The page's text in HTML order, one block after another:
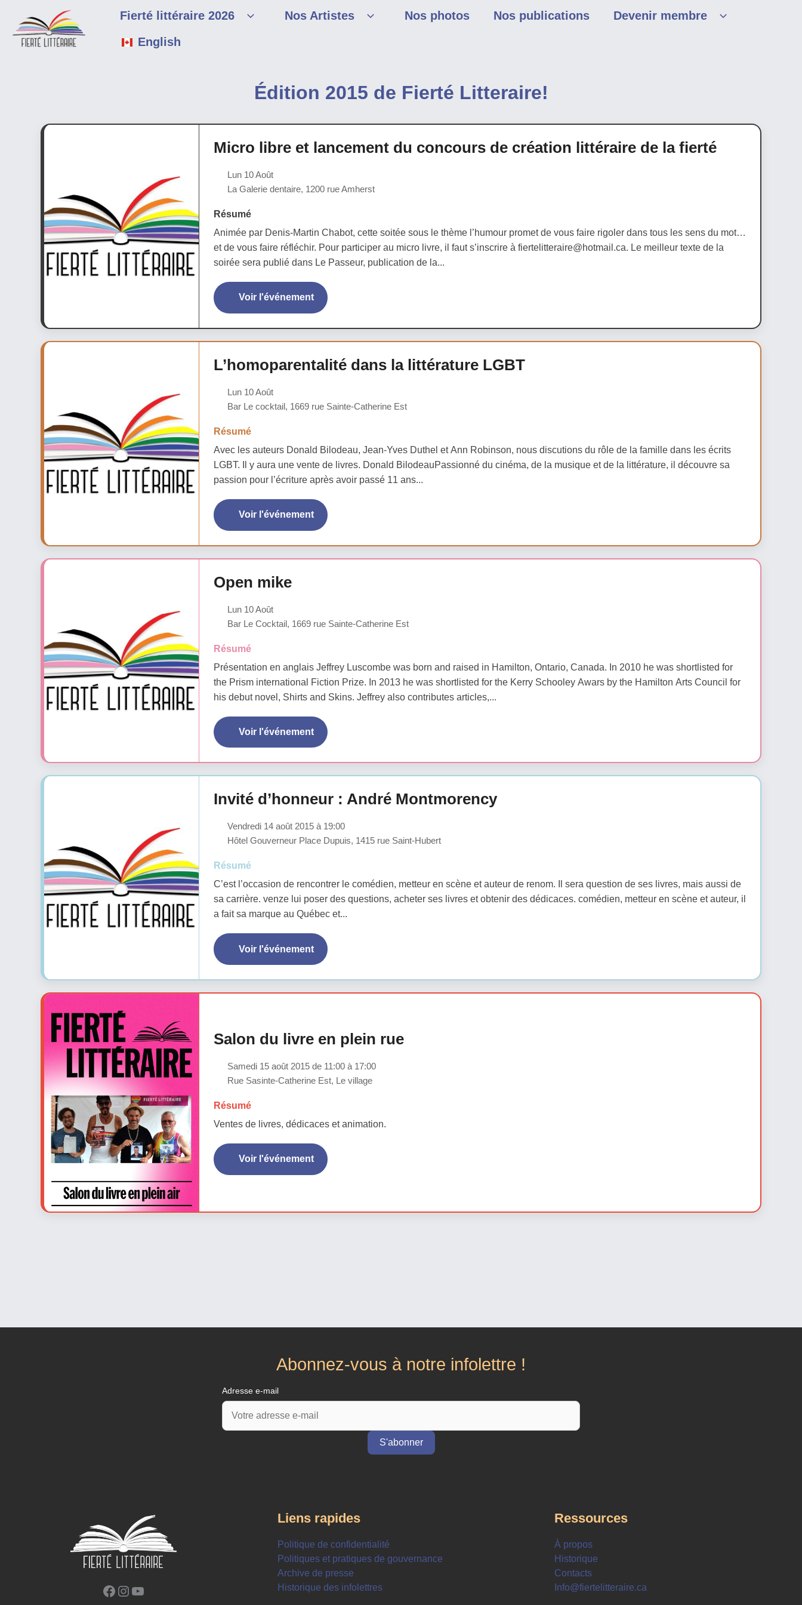
contenu
Fierté littéraire 2026 Nos Artistes Nos photos Nos publications
Devenir membre
English
Édition 2015 de Fierté Litteraire!
Micro libre et lancement du concours de création littéraire de la fierté
Lun 10 Août
La Galerie dentaire, 1200 rue Amherst
Résumé
Animée par Denis-Martin Chabot, cette soitée sous le thème l’humour promet de vous faire rigoler dans tous les sens du mot…
et de vous faire réfléchir. Pour participer au micro livre, il faut s’inscrire à fiertelitteraire@hotmail.ca. Le meilleur texte de la
soirée sera publié dans Le Passeur, publication de la...
Voir l'événement
L’homoparentalité dans la littérature LGBT
Lun 10 Août
Bar Le cocktail, 1669 rue Sainte-Catherine Est
Résumé
Avec les auteurs Donald Bilodeau, Jean-Yves Duthel et Ann Robinson, nous discutions du rôle de la famille dans les écrits
LGBT. Il y aura une vente de livres. Donald BilodeauPassionné du cinéma, de la musique et de la littérature, il découvre sa
passion pour l’écriture après avoir passé 11 ans...
Voir l'événement
Open mike
Lun 10 Août
Bar Le Cocktail, 1669 rue Sainte-Catherine Est
Résumé
Présentation en anglais Jeffrey Luscombe was born and raised in Hamilton, Ontario, Canada. In 2010 he was shortlisted for
the Prism international Fiction Prize. In 2013 he was shortlisted for the Kerry Schooley Awars by the Hamilton Arts Council for
his debut novel, Shirts and Skins. Jeffrey also contributes articles,...
Voir l'événement
Invité d’honneur : André Montmorency
Vendredi 14 août 2015 à 19:00
Hôtel Gouverneur Place Dupuis, 1415 rue Saint-Hubert
Résumé
C’est l’occasion de rencontrer le comédien, metteur en scène et auteur de renom. Il sera question de ses livres, mais aussi de
sa carrière. venze lui poser des questions, acheter ses livres et obtenir des dédicaces. comédien, metteur en scène et auteur, il
a fait sa marque au Québec et...
Voir l'événement
Salon du livre en plein rue
Samedi 15 août 2015 de 11:00 à 17:00
Rue Sasinte-Catherine Est, Le village
Résumé
Ventes de livres, dédicaces et animation.
Voir l'événement
Abonnez-vous à notre infolettre !
Adresse e-mail
Facebook
Instagram
YouTube
Liens rapides
Politique de confidentialité
Politiques et pratiques de gouvernance
Archive de presse
Historique des infolettres
Ressources
À propos
Historique
Contacts
Info@fiertelitteraire.ca